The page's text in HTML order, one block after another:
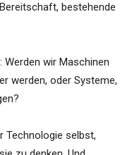
bestehende
wir Maschinen
werden, oder Systeme,
Technologie selbst,